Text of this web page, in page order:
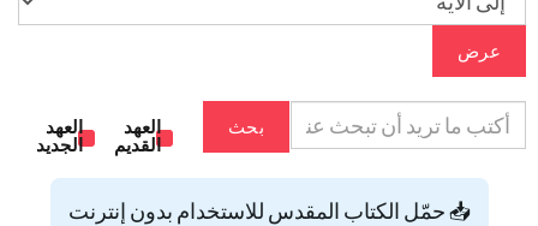
عرض
بحث
العهد
القديم
العهد
الجديد
📥 حمّل الكتاب المقدس للاستخدام بدون إنترنت